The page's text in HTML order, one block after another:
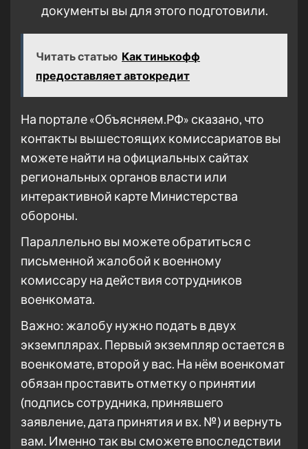
документы вы для этого подготовили.
Читать статью Как тинькофф
предоставляет автокредит
На портале «Объясняем.РФ» сказано, что
контакты вышестоящих комиссариатов вы
можете найти на официальных сайтах
региональных органов власти или
интерактивной карте Министерства
обороны.
Параллельно вы можете обратиться с
письменной жалобой к военному
комиссару на действия сотрудников
военкомата.
Важно: жалобу нужно подать в двух
экземплярах. Первый экземпляр остается в
военкомате, второй у вас. На нём военкомат
обязан проставить отметку о принятии
(подпись сотрудника, принявшего
заявление, дата принятия и вх. №) и вернуть
вам. Именно так вы сможете впоследствии